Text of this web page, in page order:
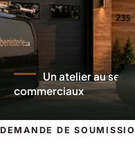
Un atelier au
commerciaux
DEMANDE DE